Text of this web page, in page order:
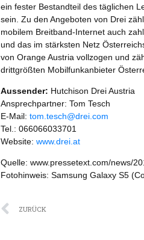
ein fester Bestandteil des täglichen
sein. Zu den Angeboten von Drei
mobilem Breitband-Internet auch
und das im stärksten Netz
von Orange Austria vollzogen und
drittgrößten Mobilfunkanbieter
Aussender: Hutchison Drei Austria
Ansprechpartner: Tom Tesch
E-Mail: tom.tesch@drei.com
Tel.: 066066033701
Website: www.drei.at
Quelle: www.pressetext.com/news/
Fotohinweis: Samsung Galaxy S5
Zurück
ZURÜCK